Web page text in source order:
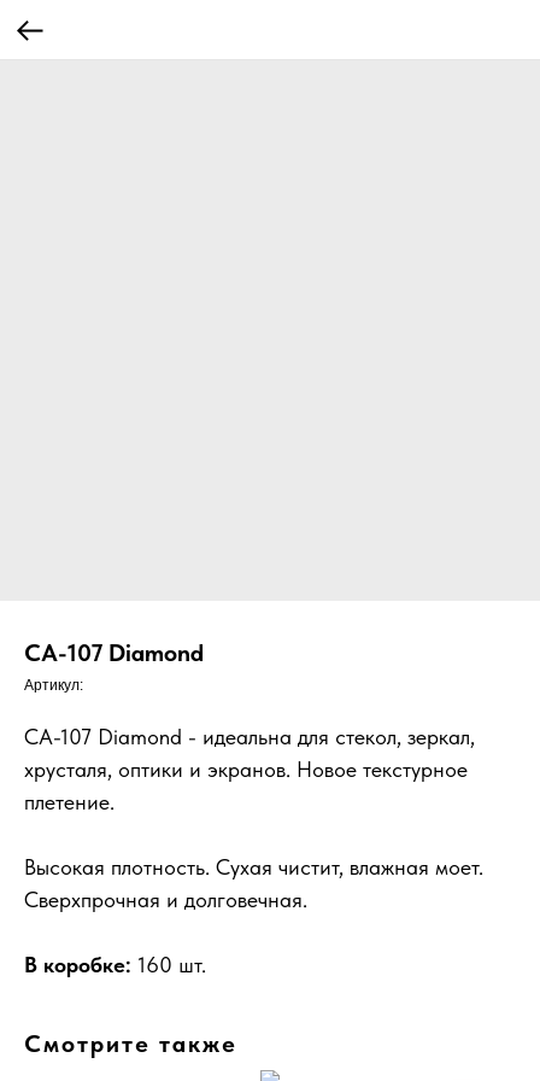
CA-107 Diamond
Артикул:
CA-107 Diamond - идеальна для стекол, зеркал,
хрусталя, оптики и экранов. Новое текстурное
плетение.
Высокая плотность. Сухая чистит, влажная моет.
Сверхпрочная и долговечная.
В коробке: 160 шт.
Смотрите также